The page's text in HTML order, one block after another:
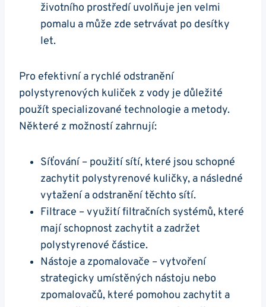
životního prostředí uvolňuje jen velmi
pomalu a může zde setrvávat po desítky
let.
Pro efektivní a rychlé odstranění
polystyrenových kuliček z vody je důležité
použít specializované technologie a metody.
Některé z možností zahrnují:
Síťování – použití sítí, které jsou schopné
zachytit polystyrenové kuličky, a následné
vytažení a odstranění těchto sítí.
Filtrace – využití filtračních systémů, které
mají schopnost zachytit a zadržet
polystyrenové částice.
Nástoje a zpomalovače – vytvoření
strategicky umístěných nástoju nebo
zpomalovačů, které pomohou zachytit a